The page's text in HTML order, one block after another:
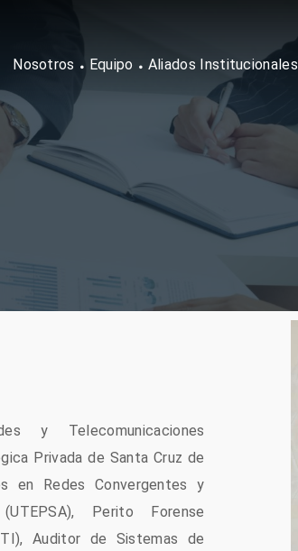
Nosotros Equipo Aliados Institucionales
y Telecomunicaciones
Privada de Santa Cruz de
en Redes Convergentes y
Perito Forense
Auditor de Sistemas de